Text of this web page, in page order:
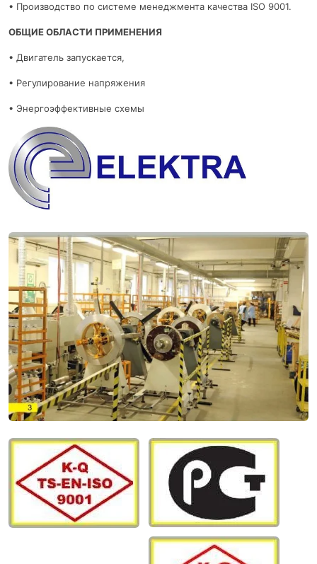
• Производство по системе менеджмента качества ISO 9001.
ОБЩИЕ ОБЛАСТИ ПРИМЕНЕНИЯ
• Двигатель запускается,
• Регулирование напряжения
• Энергоэффективные схемы